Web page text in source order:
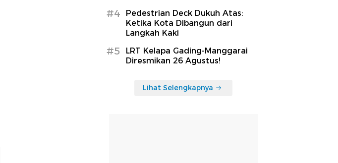
#4
Pedestrian Deck Dukuh Atas:
Ketika Kota Dibangun dari
Langkah Kaki
#5
LRT Kelapa Gading-Manggarai
Diresmikan 26 Agustus!
Lihat Selengkapnya